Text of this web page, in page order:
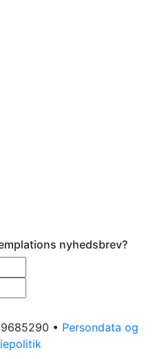
nyhedsbrev?
• Persondata og